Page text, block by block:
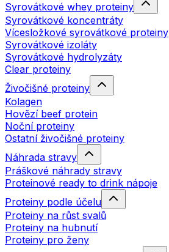
Syrovátkové whey proteiny
Syrovátkové koncentráty
Vícesložkové syrovátkové proteiny
Syrovátkové izoláty
Syrovátkové hydrolyzáty
Clear proteiny
Živočišné proteiny
Kolagen
Hovězí beef protein
Noční proteiny
Ostatní živočišné proteiny
Náhrada stravy
Práškové náhrady stravy
Proteinové ready to drink nápoje
Proteiny podle účelu
Proteiny na růst svalů
Proteiny na hubnutí
Proteiny pro ženy